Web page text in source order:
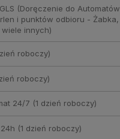
(Doręczenie do Automatów
i punktów odbioru - Żabka,
innych)
roboczy)
roboczy)
24/7 (1 dzień roboczy)
(1 dzień roboczy)